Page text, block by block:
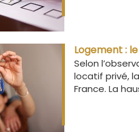
Logement :
Selon
locatif privé,
France. La